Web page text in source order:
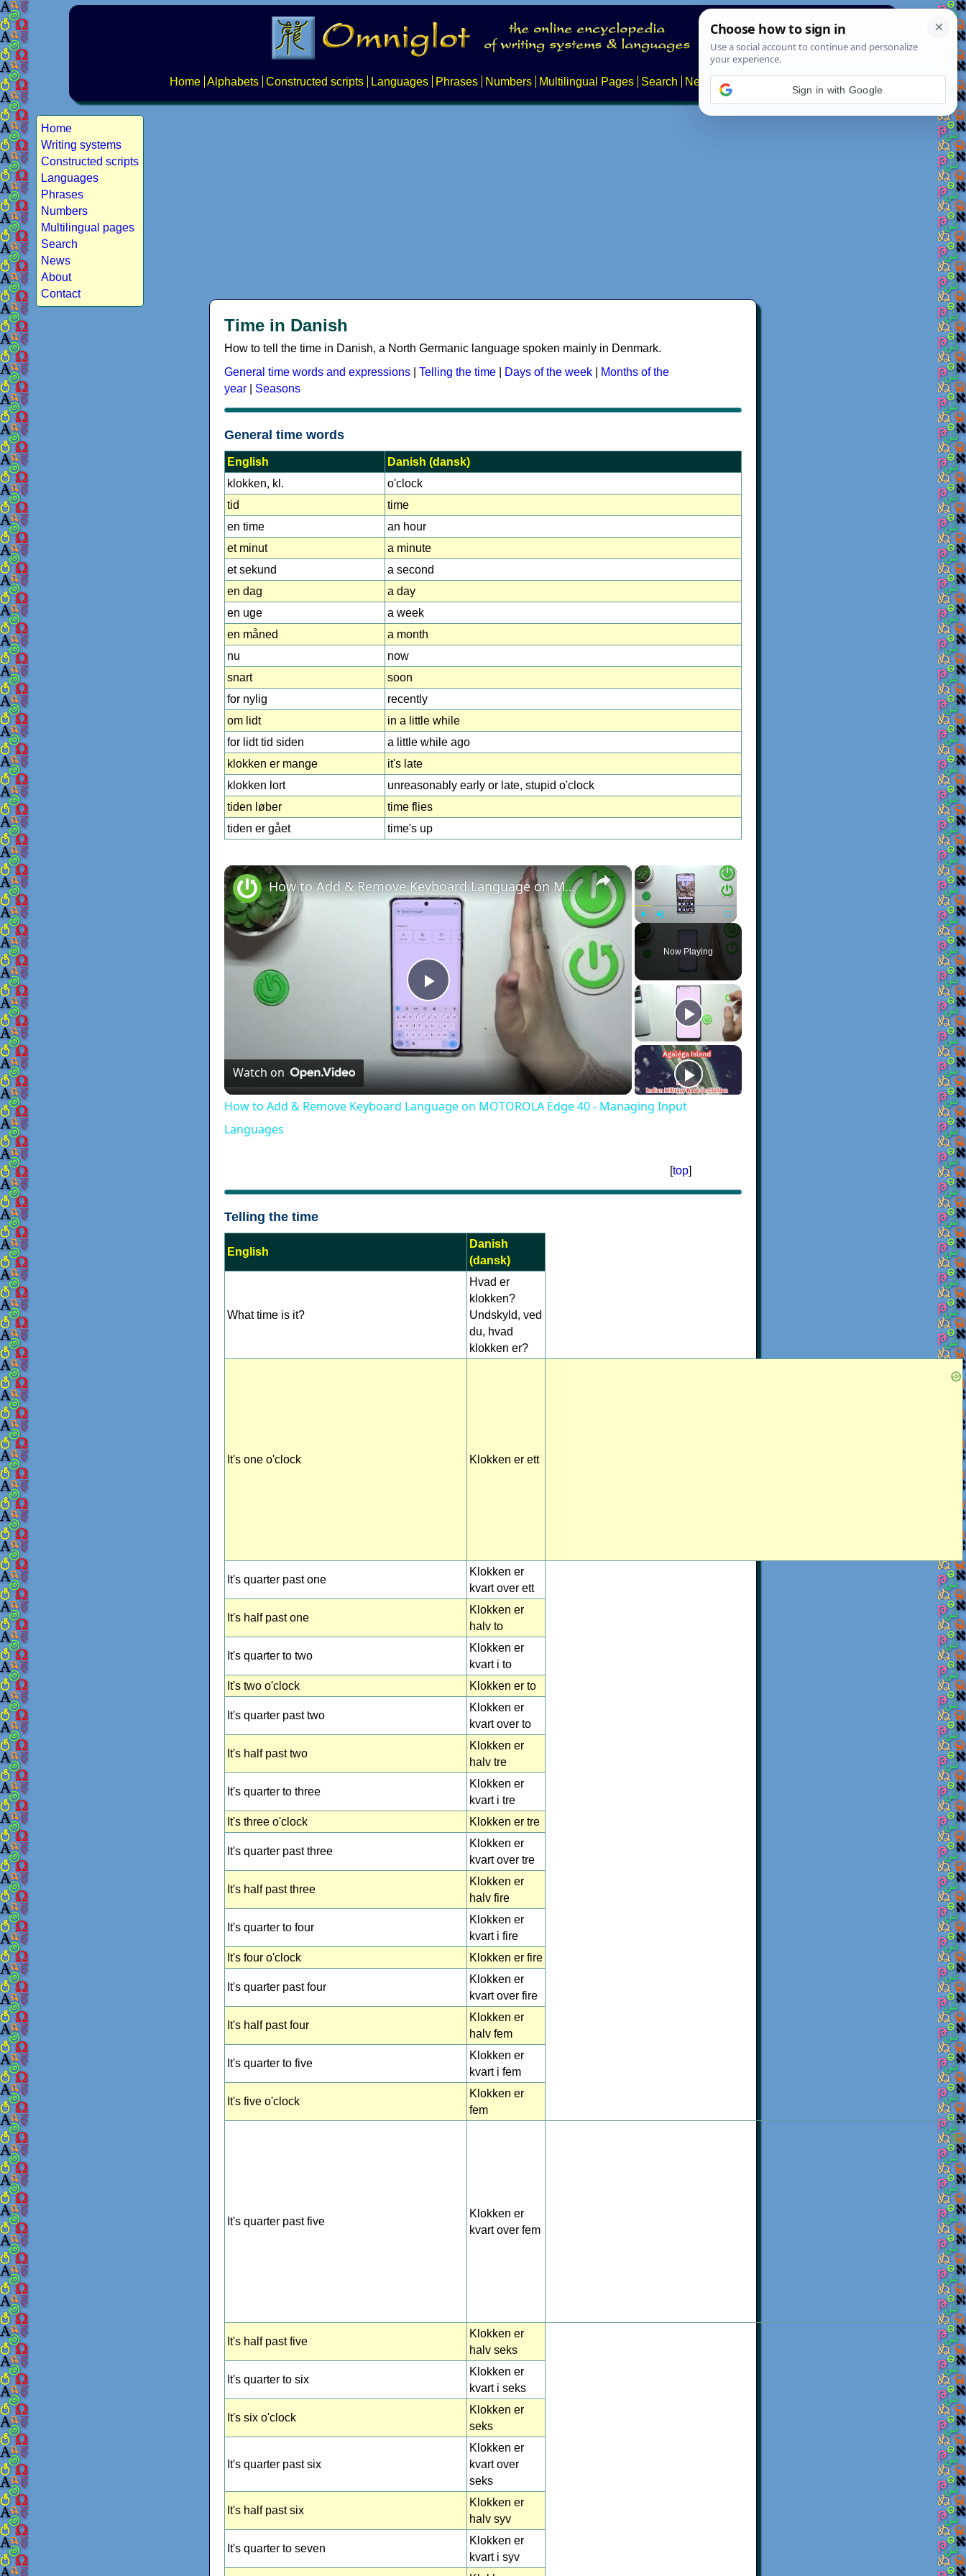
Home Alphabets Constructed scripts Languages Phrases Numbers Multilingual Pages Search News About
Home
Writing systems
Constructed scripts
Languages
Phrases
Numbers
Multilingual pages
Search
News
About
Contact
Time in Danish
How to tell the time in Danish, a North Germanic language spoken mainly in Denmark.
General time words and expressions
Telling the time Days of the week
Months of the
year
Seasons
General time words
English
Danish (dansk)
klokken, kl.
o'clock
tid
time
en time
an hour
et minut
a minute
et sekund
a second
en dag
a day
en uge
a week
en måned
a month
nu
now
snart
soon
for nylig
recently
om lidt
in a little while
for lidt tid siden
a little while ago
klokken er mange
it's late
klokken lort
unreasonably early or late, stupid o'clock
tiden løber
time flies
tiden er gået
time's up
×
Unmute Fullscreen
Now Playing
×
Play
Video
How to Add & Remove Keyboard Language on MOTOROLA Edge 40 - Managing Input Languages
Watch on
How to Add & Remove Keyboard Language on MOTOROLA Edge 40 - Managing Input
Languages
[top]
Telling the time
English
Danish
(dansk)
What time is it?
Hvad er
klokken?
Undskyld, ved
du, hvad
klokken er?
It's one o'clock Klokken er ett
It's quarter past one
Klokken er
kvart over ett
It's half past one
Klokken er
halv to
It's quarter to two
Klokken er
kvart i to
It's two o'clock
Klokken er to
It's quarter past two
Klokken er
kvart over to
It's half past two
Klokken er
halv tre
It's quarter to three
Klokken er
kvart i tre
It's three o'clock
Klokken er tre
It's quarter past three
Klokken er
kvart over tre
It's half past three
Klokken er
halv fire
It's quarter to four
Klokken er
kvart i fire
It's four o'clock
Klokken er fire
It's quarter past four
Klokken er
kvart over fire
It's half past four
Klokken er
halv fem
It's quarter to five
Klokken er
kvart i fem
It's five o'clock
Klokken er
fem
It's quarter past five
Klokken er
kvart over fem
It's half past five
Klokken er
halv seks
It's quarter to six
Klokken er
kvart i seks
It's six o'clock
Klokken er
seks
It's quarter past six
Klokken er
kvart over
seks
It's half past six
Klokken er
halv syv
It's quarter to seven
Klokken er
kvart i syv
Sign in with Google